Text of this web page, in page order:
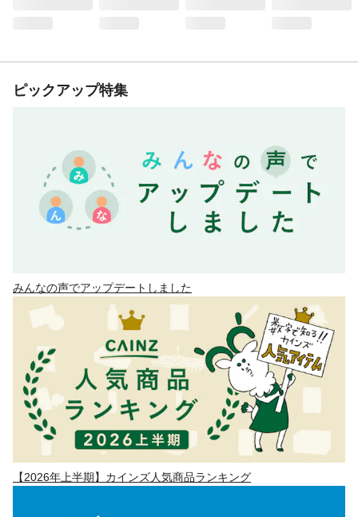
ピックアップ特集
みんなの声でアップデートしました
【2026年上半期】カインズ人気商品ランキング